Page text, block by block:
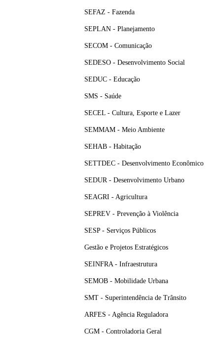
SEFAZ - Fazenda
SEPLAN - Planejamento
SECOM - Comunicação
SEDESO - Desenvolvimento Social
SEDUC - Educação
SMS - Saúde
SECEL - Cultura, Esporte e Lazer
SEMMAM - Meio Ambiente
SEHAB - Habitação
SETTDEC - Desenvolvimento Econômico
SEDUR - Desenvolvimento Urbano
SEAGRI - Agricultura
SEPREV - Prevenção à Violência
SESP - Serviços Públicos
Gestão e Projetos Estratégicos
SEINFRA - Infraestrutura
SEMOB - Mobilidade Urbana
SMT - Superintendência de Trânsito
ARFES - Agência Reguladora
CGM - Controladoria Geral